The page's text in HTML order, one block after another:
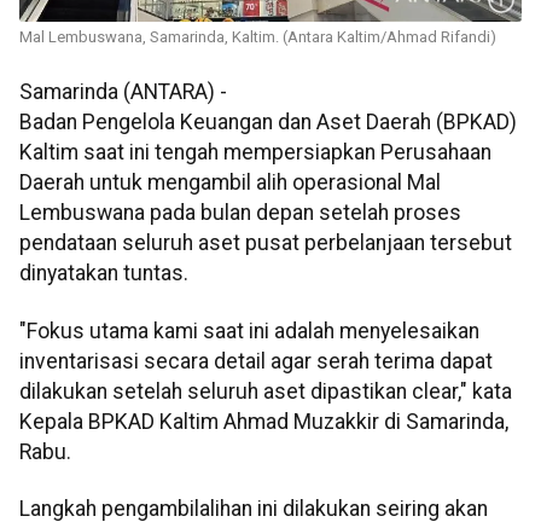
Mal Lembuswana, Samarinda, Kaltim. (Antara Kaltim/Ahmad Rifandi)
Samarinda (ANTARA) -
Badan Pengelola Keuangan dan Aset Daerah (BPKAD)
Kaltim saat ini tengah mempersiapkan Perusahaan
Daerah untuk mengambil alih operasional Mal
Lembuswana pada bulan depan setelah proses
pendataan seluruh aset pusat perbelanjaan tersebut
dinyatakan tuntas.
"Fokus utama kami saat ini adalah menyelesaikan
inventarisasi secara detail agar serah terima dapat
dilakukan setelah seluruh aset dipastikan clear," kata
Kepala BPKAD Kaltim Ahmad Muzakkir di Samarinda,
Rabu.
Langkah pengambilalihan ini dilakukan seiring akan